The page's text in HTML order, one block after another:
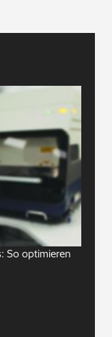
So optimieren